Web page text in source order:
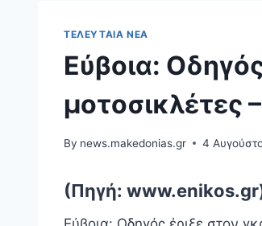
ΤΕΛΕΥΤΑΊΑ ΝΈΑ
Εύβοια:
μοτοσικλέτες
By news.makedonias.gr 4
(Πηγή: